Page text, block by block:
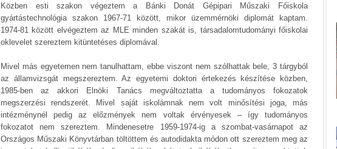
Közben esti szakon végeztem a Bánki Donát Gépipari Műszaki Főiskola
gyártástechnológia szakon 1967-71 között, mikor üzemmérnöki diplomát kaptam.
1974-81 között elvégeztem az MLE minden szakát is, társadalomtudományi főiskolai
oklevelet szereztem kitüntetéses diplomával.
Mivel más egyetemen nem tanulhattam, ebbe viszont nem szólhattak bele, 3 tárgyból
az államvizsgát megszereztem. Az egyetemi doktori értekezés készítése közben,
1985-ben az akkori Elnöki Tanács megváltoztatta a tudományos fokozatok
megszerzési rendszerét. Mivel saját iskolámnak nem volt minősítési joga, más
intézménynél pedig az előzmények nem voltak érvényesek – így tudományos
fokozatot nem szereztem. Mindenesetre 1959-1974-ig a szombat-vasárnapot az
Országos Műszaki Könyvtárban töltöttem és autodidakta módon ott szereztem meg az